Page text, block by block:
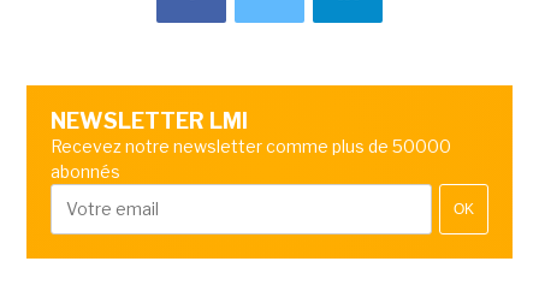
NEWSLETTER LMI
Recevez notre newsletter comme plus de 50000
abonnés
OK